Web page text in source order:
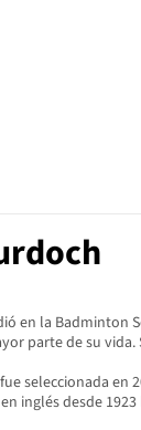
en la Badminton
parte de su
seleccionada en
inglés desde